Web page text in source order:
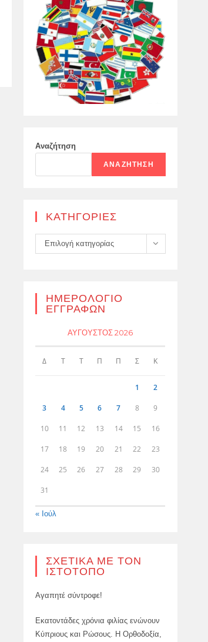
Αναζήτηση
ΑΝΑΖΉΤΗΣΗ
KΑΤΗΓΟΡΊΕΣ
Kατηγορίες
Επιλογή κατηγορίας
ΗΜΕΡΟΛΌΓΙΟ
ΕΓΓΡΑΦΏΝ
ΑΎΓΟΥΣΤΟΣ 2026
Δ Τ Τ Π Π Σ Κ
1 2
3 4 5 6 7 8 9
10 11 12 13 14 15 16
17 18 19 20 21 22 23
24 25 26 27 28 29 30
31
« Ιούλ
ΣΧΕΤΙΚΆ ΜΕ ΤΟΝ
ΙΣΤΌΤΟΠΟ
Αγαπητέ σύντροφε!
Εκατοντάδες χρόνια φιλίας ενώνουν
Κύπριους και Ρώσους. Η Ορθοδοξία,